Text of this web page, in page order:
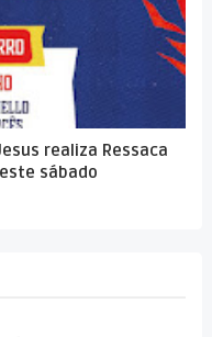
realiza Ressaca
sábado